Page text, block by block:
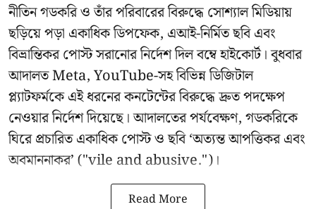
নীতিন গডকরি ও তাঁর পরিবারের বিরুদ্ধে সোশ্যাল মিডিয়ায়
ছড়িয়ে পড়া একাধিক ডিপফেক, এআই-নির্মিত ছবি এবং
বিভ্রান্তিকর পোস্ট সরানোর নির্দেশ দিল বম্বে হাইকোর্ট। বুধবার
আদালত Meta, YouTube-সহ বিভিন্ন ডিজিটাল
প্ল্যাটফর্মকে এই ধরনের কনটেন্টের বিরুদ্ধে দ্রুত পদক্ষেপ
নেওয়ার নির্দেশ দিয়েছে। আদালতের পর্যবেক্ষণ, গডকরিকে
ঘিরে প্রচারিত একাধিক পোস্ট ও ছবি ‘অত্যন্ত আপত্তিকর এবং
অবমাননাকর’ ("vile and abusive.")।
Read More